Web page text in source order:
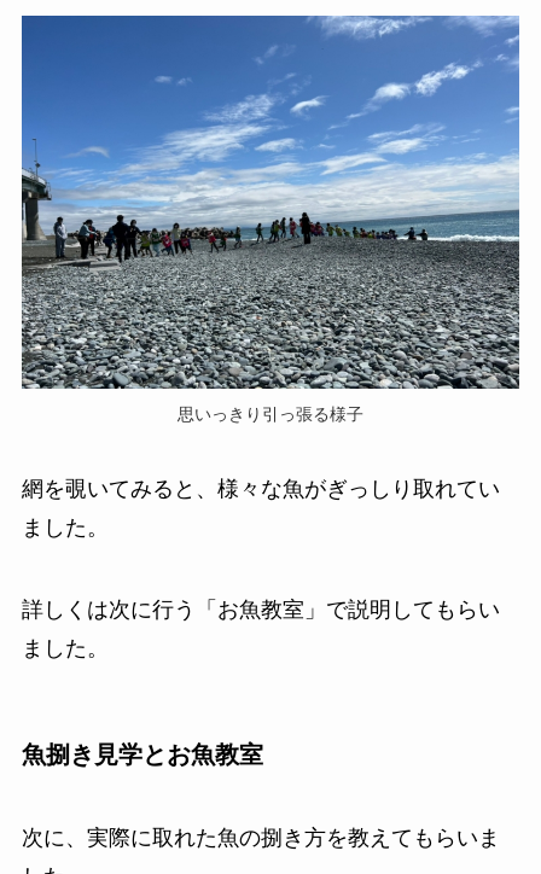
思いっきり引っ張る様子
網を覗いてみると、様々な魚がぎっしり取れてい
ました。
詳しくは次に行う「お魚教室」で説明してもらい
ました。
魚捌き見学とお魚教室
次に、実際に取れた魚の捌き方を教えてもらいま